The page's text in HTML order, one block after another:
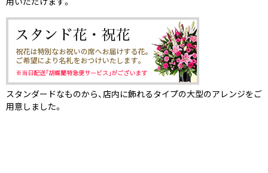
スタンダードなものから、店内に飾れるタイプの大型のアレンジをご
用意しました。